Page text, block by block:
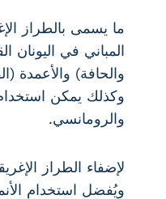
ما يسمى بالطراز
المباني في اليونان
والحافة) والأعمدة
وكذلك يمكن استخدام
والرومانسي.
لإضفاء الطراز
ويُفضل استخدام